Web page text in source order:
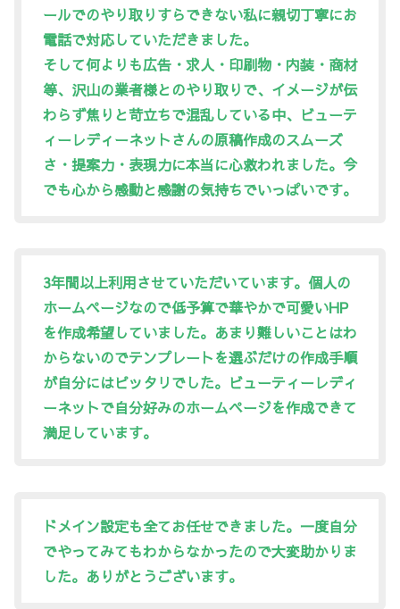
ールでのやり取りすらできない私に親切丁寧にお
電話で対応していただきました。
そして何よりも広告・求人・印刷物・内装・商材
等、沢山の業者様とのやり取りで、イメージが伝
わらず焦りと苛立ちで混乱している中、 ビューテ
ィーレディーネットさんの原稿作成のスムーズ
さ・提案力・表現力に本当に心救われました。 今
でも心から感動と感謝の気持ちでいっぱいです。
3年間以上利用させていただいています。個人の
ホームページなので低予算で華やかで可愛いHP
を作成希望していました。あまり難しいことはわ
からないのでテンプレートを選ぶだけの作成手順
が自分にはピッタリでした。ビューティーレディ
ーネットで自分好みのホームページを作成できて
満足しています。
ドメイン設定も全てお任せできました。 一度自分
でやってみてもわからなかったので大変助かりま
した。ありがとうございます。